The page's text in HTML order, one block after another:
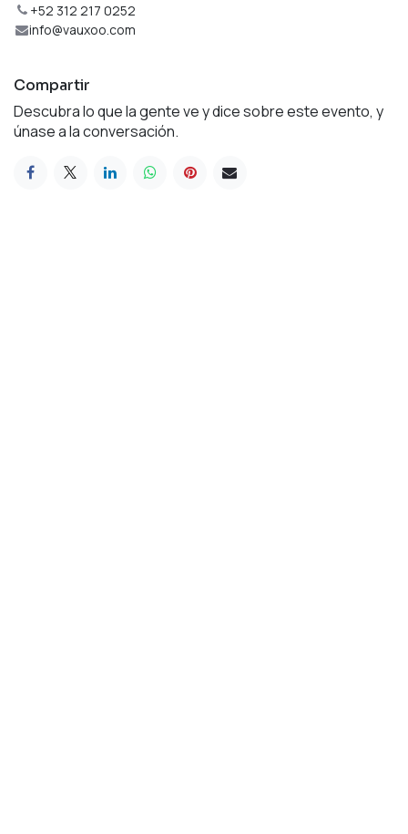
+52 312 217 0252
info@vauxoo.com
Compartir
Descubra lo que la gente ve y dice sobre este evento, y
únase a la conversación.